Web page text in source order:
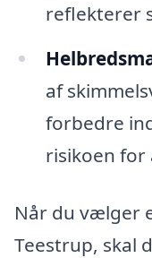
reflekterer
af
forbedre
risikoen for
Når du vælger
Teestrup, skal